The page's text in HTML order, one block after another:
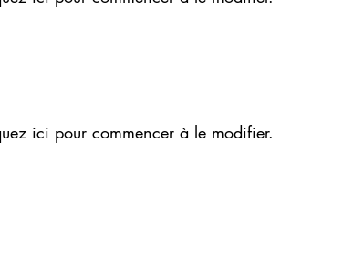
ici pour commencer à le modifier.